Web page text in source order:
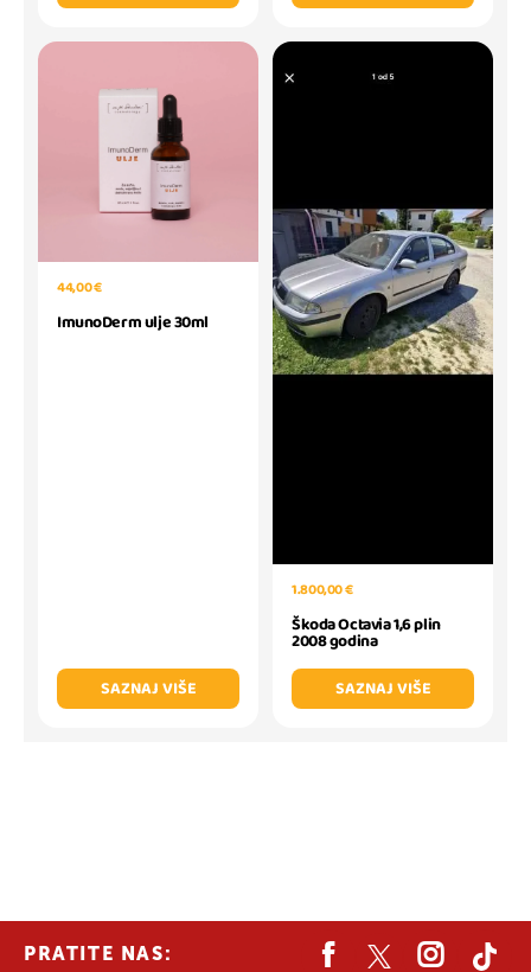
44,00 €
ImunoDerm ulje 30ml
SAZNAJ VIŠE
1.800,00 €
Škoda Octavia 1,6 plin
2008 godina
SAZNAJ VIŠE
PRATITE NAS: